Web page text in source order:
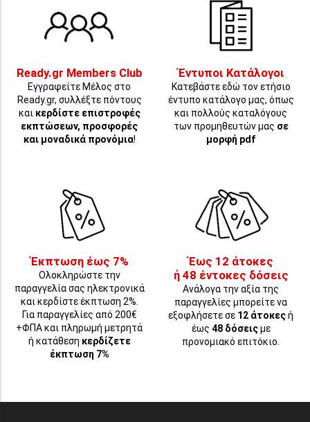
Ready.gr Members Club
Εγγραφείτε Μέλος στο
Ready.gr, συλλέξτε πόντους
και κερδίστε επιστροφές
εκπτώσεων, προσφορές
και μοναδικά προνόμια!
Έντυποι Κατάλογοι
Κατεβάστε εδώ τον ετήσιο
έντυπο κατάλογο μας, όπως
και πολλούς καταλόγους
των προμηθευτών μας σε
μορφή pdf
Έκπτωση έως 7%
Ολοκληρώστε την
παραγγελία σας ηλεκτρονικά
και κερδίστε έκπτωση 2%.
Για παραγγελίες από 200€
+ΦΠΑ και πληρωμή μετρητά
ή κατάθεση κερδίζετε
έκπτωση 7%
Έως 12 άτοκες
ή 48 έντοκες δόσεις
Ανάλογα την αξία της
παραγγελίες μπορείτε να
εξοφλήσετε σε 12 άτοκεςή
έως 48 δόσειςμε
προνομιακό επιτόκιο.